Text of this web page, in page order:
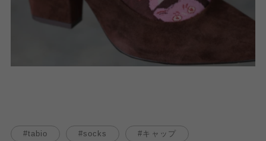
tabio socks キャップ